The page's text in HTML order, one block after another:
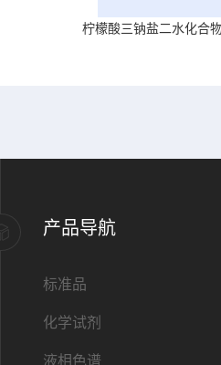
柠檬酸三钠盐二水化合
产品导航
标准品
化学试剂
液相色谱